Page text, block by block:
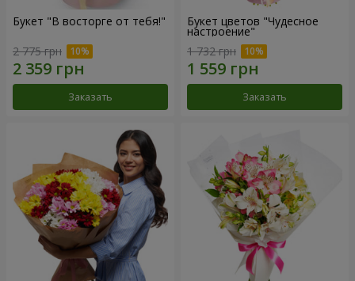
Букет "В восторге от тебя!"
2 775 грн
Заказать
Букет цветов "Чудесное
настроение"
1 732 грн
Заказать